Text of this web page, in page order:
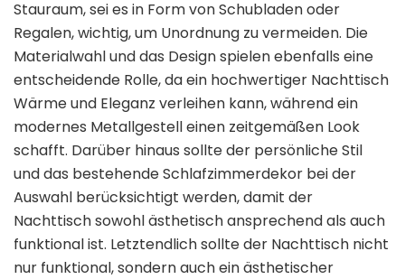
Stauraum, sei es in Form von Schubladen oder
Regalen, wichtig, um Unordnung zu vermeiden. Die
Materialwahl und das Design spielen ebenfalls eine
entscheidende Rolle, da ein hochwertiger Nachttisch
Wärme und Eleganz verleihen kann, während ein
modernes Metallgestell einen zeitgemäßen Look
schafft. Darüber hinaus sollte der persönliche Stil
und das bestehende Schlafzimmerdekor bei der
Auswahl berücksichtigt werden, damit der
Nachttisch sowohl ästhetisch ansprechend als auch
funktional ist. Letztendlich sollte der Nachttisch nicht
nur funktional, sondern auch ein ästhetischer